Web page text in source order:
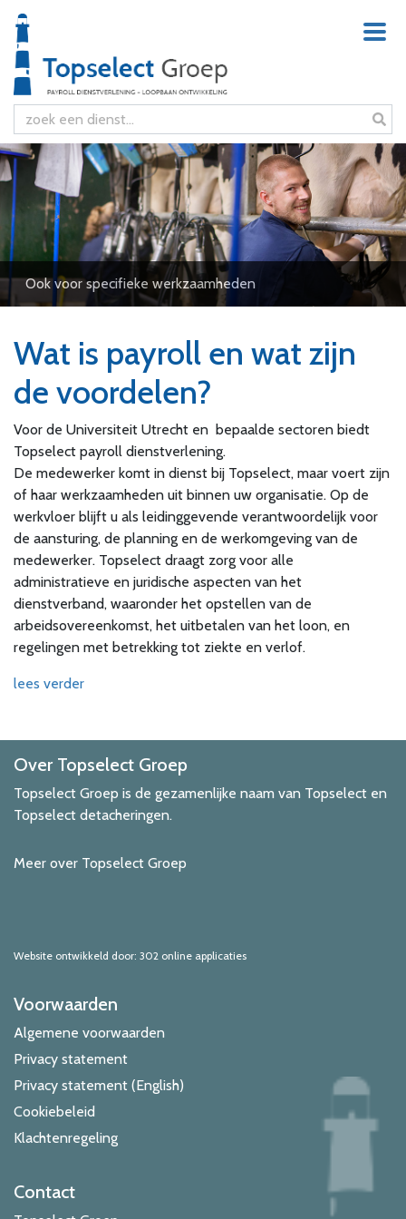
Ook voor specifieke werkzaamheden
Wat is payroll en wat zijn
de voordelen?
Voor de Universiteit Utrecht en bepaalde sectoren biedt
Topselect payroll dienstverlening.
De medewerker komt in dienst bij Topselect, maar voert zijn
of haar werkzaamheden uit binnen uw organisatie. Op de
werkvloer blijft u als leidinggevende verantwoordelijk voor
de aansturing, de planning en de werkomgeving van de
medewerker. Topselect draagt zorg voor alle
administratieve en juridische aspecten van het
dienstverband, waaronder het opstellen van de
arbeidsovereenkomst, het uitbetalen van het loon, en
regelingen met betrekking tot ziekte en verlof.
lees verder
Over Topselect Groep
Topselect Groep is de gezamenlijke naam van Topselect en
Topselect detacheringen.
Meer over Topselect Groep
Website ontwikkeld door: 302 online applicaties
Voorwaarden
Algemene voorwaarden
Privacy statement
Privacy statement (English)
Cookiebeleid
Klachtenregeling
Contact